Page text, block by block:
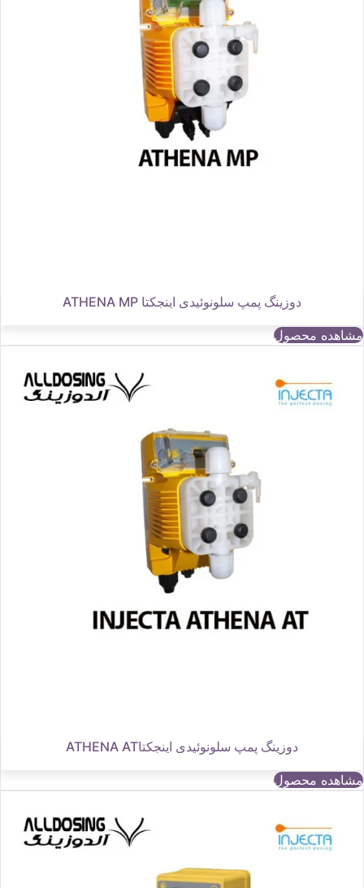
دوزینگ پمپ سلونوئیدی اینجکتا ATHENA MP
مشاهده محصول
دوزینگ پمپ سلونوئیدی اینجکتاATHENA AT
مشاهده محصول